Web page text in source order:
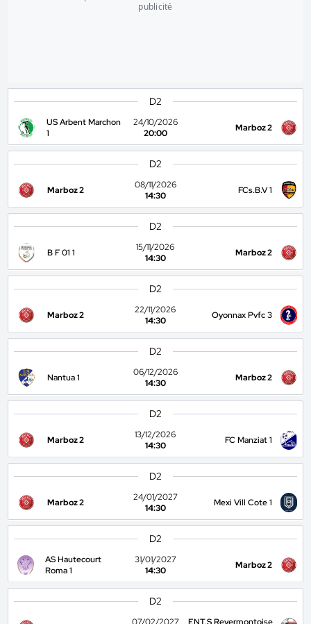
publicité
D2
US Arbent Marchon
1
24/10/2026
20:00
Marboz 2
D2
Marboz 2
08/11/2026
14:30
FCs.B.V 1
D2
B F 01 1
15/11/2026
14:30
Marboz 2
D2
Marboz 2
22/11/2026
14:30
Oyonnax Pvfc 3
D2
Nantua 1
06/12/2026
14:30
Marboz 2
D2
Marboz 2
13/12/2026
14:30
FC Manziat 1
D2
Marboz 2
24/01/2027
14:30
Mexi Vill Cote 1
D2
AS Hautecourt
Roma 1
31/01/2027
14:30
Marboz 2
D2